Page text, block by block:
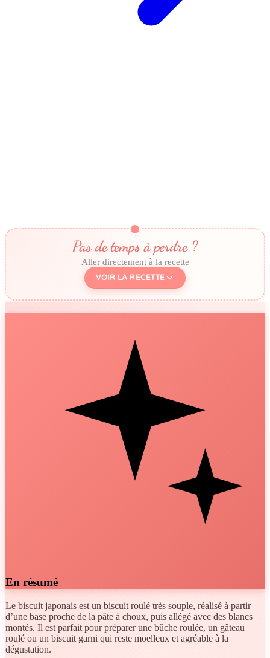
Pas de temps à perdre ?
Aller directement à la recette
VOIR LA RECETTE
En résumé
Le biscuit japonais est un biscuit roulé très souple, réalisé à partir
d’une base proche de la pâte à choux, puis allégé avec des blancs
montés. Il est parfait pour préparer une bûche roulée, un gâteau
roulé ou un biscuit garni qui reste moelleux et agréable à la
dégustation.